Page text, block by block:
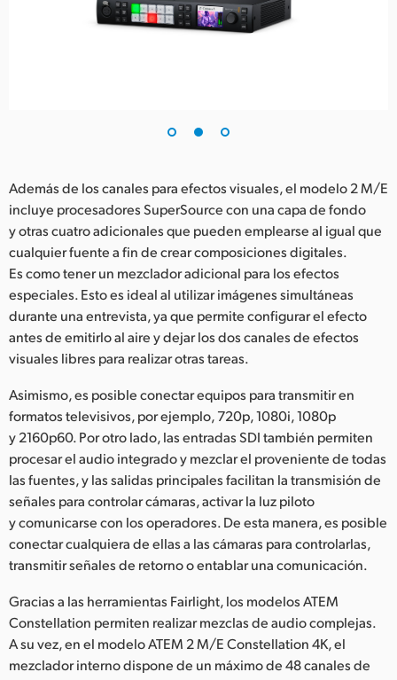
Además de los canales para efectos visuales, el modelo 2 M/E
incluye procesadores SuperSource con una capa de fondo
y otras cuatro adicionales que pueden emplearse al igual que
cualquier fuente a fin de crear composiciones digitales.
Es como tener un mezclador adicional para los efectos
especiales. Esto es ideal al utilizar imágenes simultáneas
durante una entrevista, ya que permite configurar el efecto
antes de emitirlo al aire y dejar los dos canales de efectos
visuales libres para realizar otras tareas.
Asimismo, es posible conectar equipos para transmitir en
formatos televisivos, por ejemplo, 720p, 1080i, 1080p
y 2160p60. Por otro lado, las entradas SDI también permiten
procesar el audio integrado y mezclar el proveniente de todas
las fuentes, y las salidas principales facilitan la transmisión de
señales para controlar cámaras, activar la luz piloto
y comunicarse con los operadores. De esta manera, es posible
conectar cualquiera de ellas a las cámaras para controlarlas,
transmitir señales de retorno o entablar una comunicación.
Gracias a las herramientas Fairlight, los modelos ATEM
Constellation permiten realizar mezclas de audio complejas.
A su vez, en el modelo ATEM 2 M/E Constellation 4K, el
mezclador interno dispone de un máximo de 48 canales de